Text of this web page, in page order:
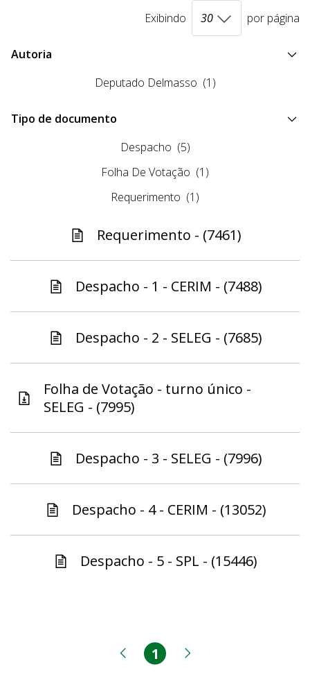
Exibindo por página
Autoria
Deputado Delmasso (1)
Tipo de documento
Despacho (5)
Folha De Votação (1)
Requerimento (1)
Requerimento - (7461)
Despacho - 1 - CERIM - (7488)
Despacho - 2 - SELEG - (7685)
Folha de Votação - turno único -
SELEG - (7995)
Despacho - 3 - SELEG - (7996)
Despacho - 4 - CERIM - (13052)
Despacho - 5 - SPL - (15446)
Página anterior
Página
1